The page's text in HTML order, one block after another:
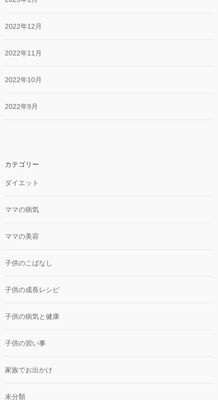
2022年12月
2022年11月
2022年10月
2022年9月
カテゴリー
ダイエット
ママの病気
ママの美容
子供のこばなし
子供の成長レシピ
子供の病気と健康
子供の習い事
家族でお出かけ
未分類